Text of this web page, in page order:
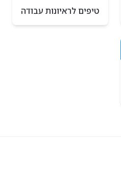
טיפים לראיונות עבודה